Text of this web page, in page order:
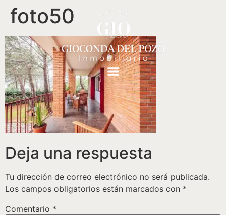
foto50
Deja una respuesta
Tu dirección de correo electrónico no será publicada.
Los campos obligatorios están marcados con *
Comentario *